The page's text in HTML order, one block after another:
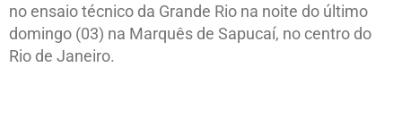
no ensaio técnico da Grande Rio na noite do último
domingo (03) na Marquês de Sapucaí, no centro do
Rio de Janeiro.